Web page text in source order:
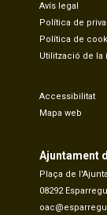
Avís legal
Política de
Política de
Utilització de
Accessibilitat
Mapa web
Ajuntament
Plaça de
08292